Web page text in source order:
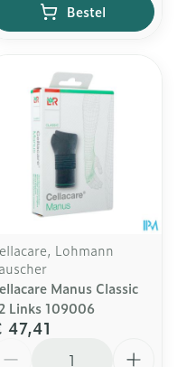
Bestel
Lohmann
Manus Classic
Links 109006
47,41